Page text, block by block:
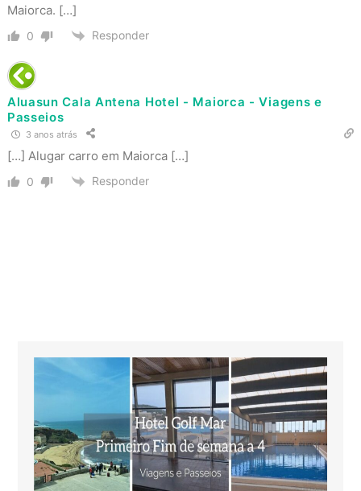
Maiorca. […]
0 Responder
Aluasun Cala Antena Hotel - Maiorca - Viagens e
Passeios
3 anos atrás
[…] Alugar carro em Maiorca […]
0 Responder